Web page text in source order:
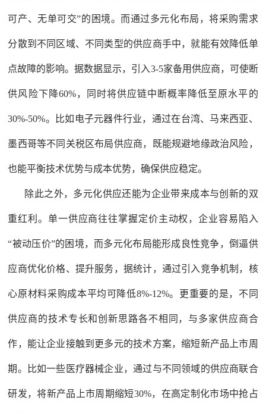
可产、无单可交”的困境。而通过多元化布局，将采购需求
分散到不同区域、不同类型的供应商手中，就能有效降低单
点故障的影响。据数据显示，引入3-5家备用供应商，可使断
供风险下降60%，同时将供应链中断概率降低至原水平的
30%-50%。比如电子元器件行业，通过在台湾、马来西亚、
墨西哥等不同关税区布局供应商，既能规避地缘政治风险，
也能平衡技术优势与成本优势，确保供应稳定。
除此之外，多元化供应还能为企业带来成本与创新的双
重红利。单一供应商往往掌握定价主动权，企业容易陷入
“被动压价”的困境，而多元化布局能形成良性竞争，倒逼供
应商优化价格、提升服务，据统计，通过引入竞争机制，核
心原材料采购成本平均可降低8%-12%。更重要的是，不同
供应商的技术专长和创新思路各不相同，与多家供应商合
作，能让企业接触到更多元的技术方案，缩短新产品上市周
期。比如一些医疗器械企业，通过与不同领域的供应商联合
研发，将新产品上市周期缩短30%，在高定制化市场中抢占